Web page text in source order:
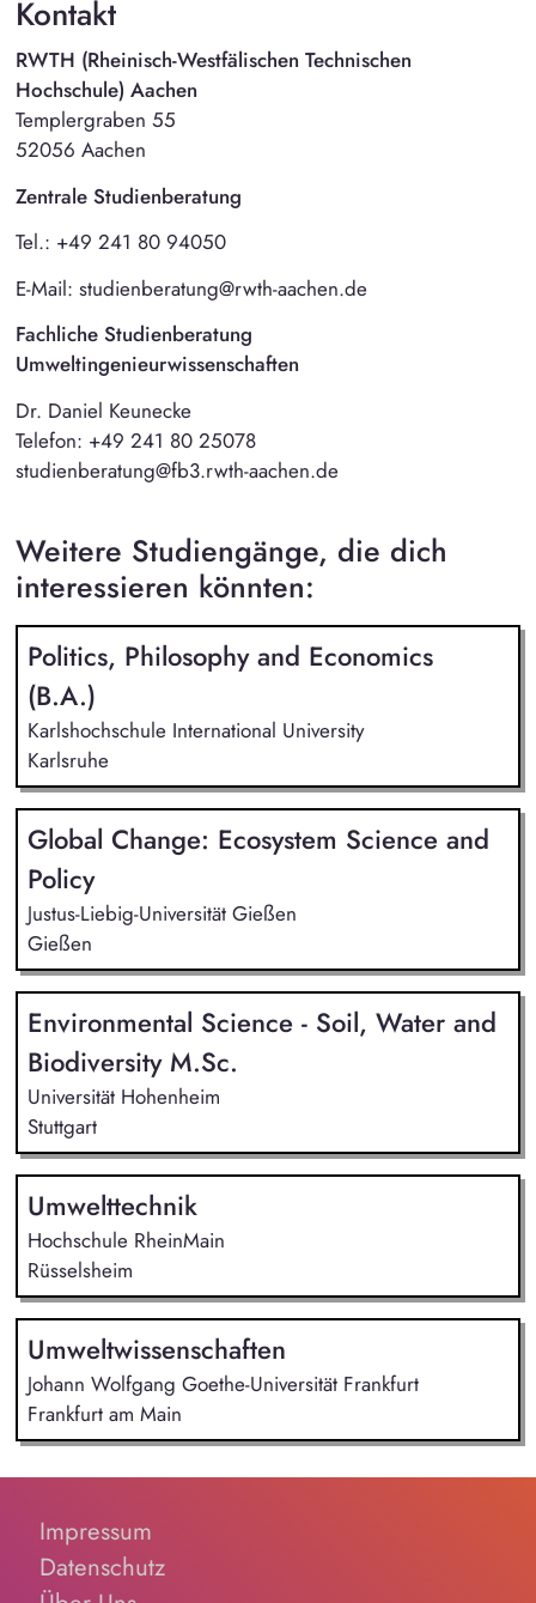
Kontakt
RWTH (Rheinisch-Westfälischen Technischen
Hochschule) Aachen
Templergraben 55
52056 Aachen
Zentrale Studienberatung
Tel.: +49 241 80 94050
E-Mail: studienberatung@rwth-aachen.de
Fachliche Studienberatung
Umweltingenieurwissenschaften
Dr. Daniel Keunecke
Telefon: +49 241 80 25078
studienberatung@fb3.rwth-aachen.de
Weitere Studiengänge, die dich
interessieren könnten:
Politics, Philosophy and Economics
(B.A.)
Karlshochschule International University
Karlsruhe
Global Change: Ecosystem Science and
Policy
Justus-Liebig-Universität Gießen
Gießen
Environmental Science - Soil, Water and
Biodiversity M.Sc.
Universität Hohenheim
Stuttgart
Umwelttechnik
Hochschule RheinMain
Rüsselsheim
Umweltwissenschaften
Johann Wolfgang Goethe-Universität Frankfurt
Frankfurt am Main
Impressum
Datenschutz